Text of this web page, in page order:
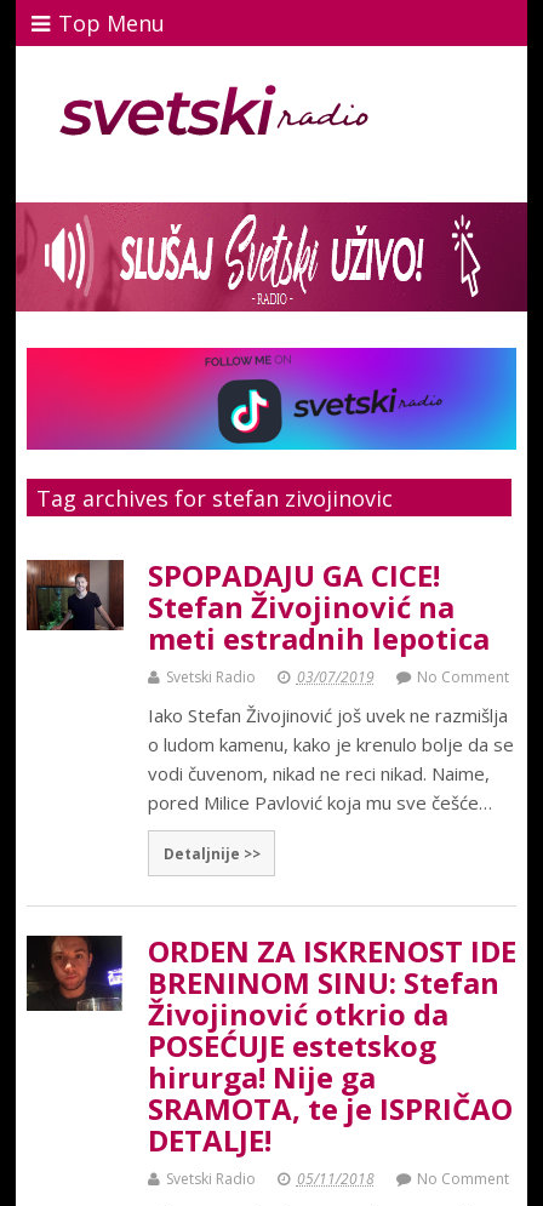
Top Menu
Tag archives for stefan zivojinovic
SPOPADAJU GA CICE!
Stefan Živojinović na
meti estradnih lepotica
Svetski Radio 03/07/2019 No Comment
Iako Stefan Živojinović još uvek ne razmišlja
o ludom kamenu, kako je krenulo bolje da se
vodi čuvenom, nikad ne reci nikad. Naime,
pored Milice Pavlović koja mu sve češće…
Detaljnije >>
ORDEN ZA ISKRENOST IDE
BRENINOM SINU: Stefan
Živojinović otkrio da
POSEĆUJE estetskog
hirurga! Nije ga
SRAMOTA, te je ISPRIČAO
DETALJE!
Svetski Radio 05/11/2018 No Comment